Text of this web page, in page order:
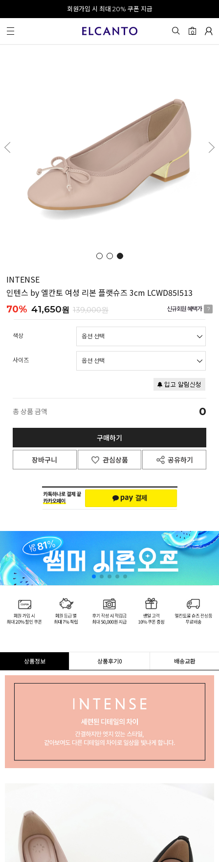
오전 10시 이전 결제 완료 시 오늘 출발!
회원가입 시 최대 20% 쿠폰 지급
0
INTENSE
인텐스 by 엘칸토 여성 리본 플랫슈즈 3cm LCWD85I513
70% 41,650원 139,000원 신규회원 혜택가 ?
색상
사이즈
총 상품 금액 0
구매하기
장바구니 관심상품 공유하기
상품정보 상품후기0 배송교환